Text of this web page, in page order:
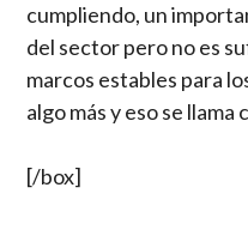
cumpliendo, un
del sector pero no es
marcos estables para
algo más y eso se
[/box]